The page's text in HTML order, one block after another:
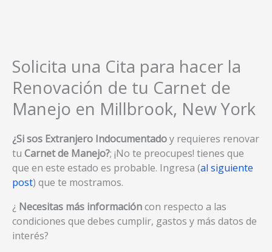
Solicita una Cita para hacer la
Renovación de tu Carnet de
Manejo en Millbrook, New York
¿Si sos Extranjero Indocumentadoy requieres renovar
tu Carnet de Manejo?; ¡No te preocupes! tienes que
que en este estado es probable. Ingresa (al siguiente
post) que te mostramos.
¿ Necesitas más informacióncon respecto a las
condiciones que debes cumplir, gastos y más datos de
interés?